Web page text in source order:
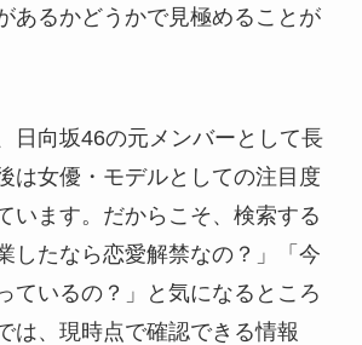
あるかどうかで見極めることが
日向坂46の元メンバーとして長
は女優・モデルとしての注目度
います。だからこそ、検索する
したなら恋愛解禁なの？」「今
ているの？」と気になるところ
は、現時点で確認できる情報